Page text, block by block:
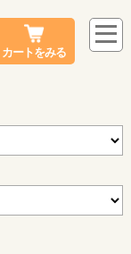
カートをみる